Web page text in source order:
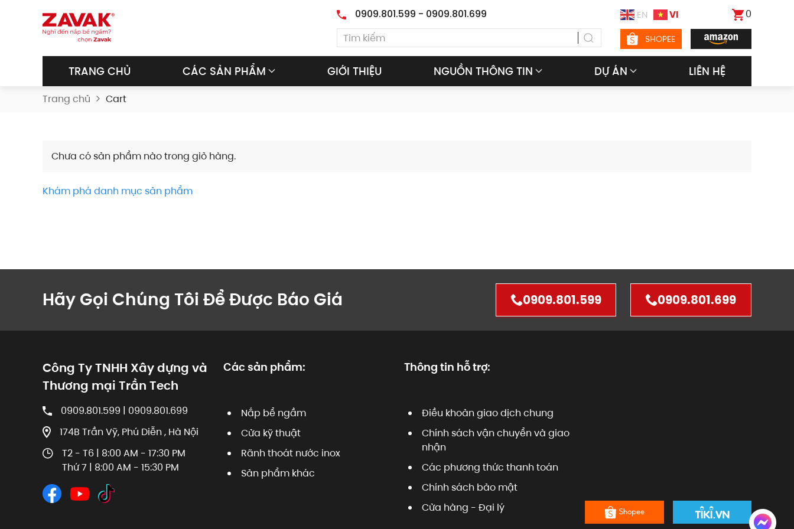
Skip to main content
0909.801.599 - 0909.801.699 EN VI 0
SHOPEE
TRANG CHỦ CÁC SẢN PHẨM GIỚI THIỆU NGUỒN THÔNG TIN DỰ ÁN LIÊN HỆ
Trang chủ Cart
Chưa có sản phẩm nào trong giỏ hàng.
Khám phá danh mục sản phẩm
Hãy Gọi Chúng Tôi Để Được Báo Giá 0909.801.599 0909.801.699
Công Ty TNHH Xây dựng và
Thương mại Trần Tech
0909.801.599 | 0909.801.699
174B Trần Vỹ, Phú Diễn , Hà Nội
T2 - T6 | 8:00 AM - 17:30 PM
Thứ 7 | 8:00 AM - 15:30 PM
Các sản phẩm:
Nắp bể ngầm
Cửa kỹ thuật
Rãnh thoát nước inox
Sản phẩm khác
Thông tin hỗ trợ:
Điều khoản giao dịch chung
Chính sách vận chuyển và giao
nhận
Các phương thức thanh toán
Chính sách bảo mật
Cửa hàng - Đại lý